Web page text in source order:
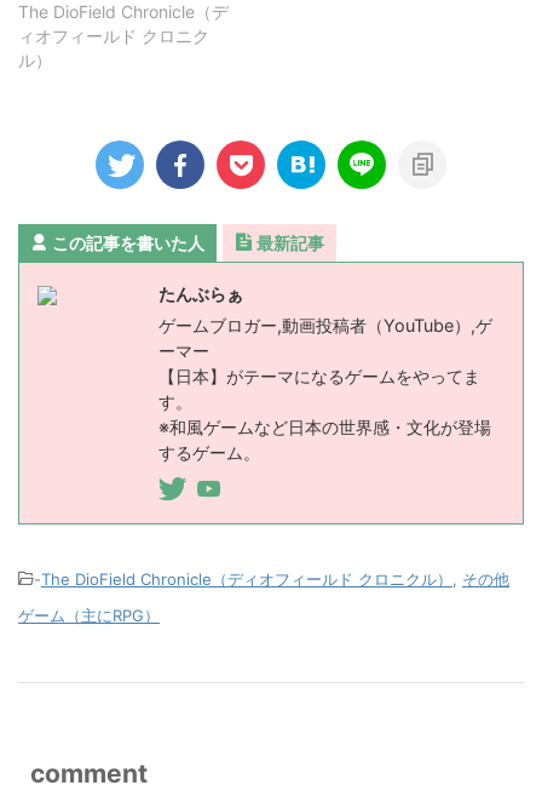
The DioField Chronicle（デ
ィオフィールド クロニク
ル）
この記事を書いた人 最新記事
たんぶらぁ
ゲームブロガー,動画投稿者（YouTube）,ゲ
ーマー
【日本】がテーマになるゲームをやってま
す。
※和風ゲームなど日本の世界感・文化が登場
するゲーム。
-The DioField Chronicle（ディオフィールド クロニクル） , その他
ゲーム（主にRPG）
comment